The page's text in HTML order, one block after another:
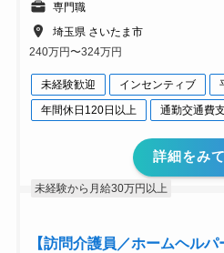
専門職
埼玉県 さいたま市
240万円〜324万円
未経験歓迎 インセンティブ
年間休日120日以上
通勤交通費
詳細をみ
未経験から月給30万円以上
【訪問介護員／ホームヘル